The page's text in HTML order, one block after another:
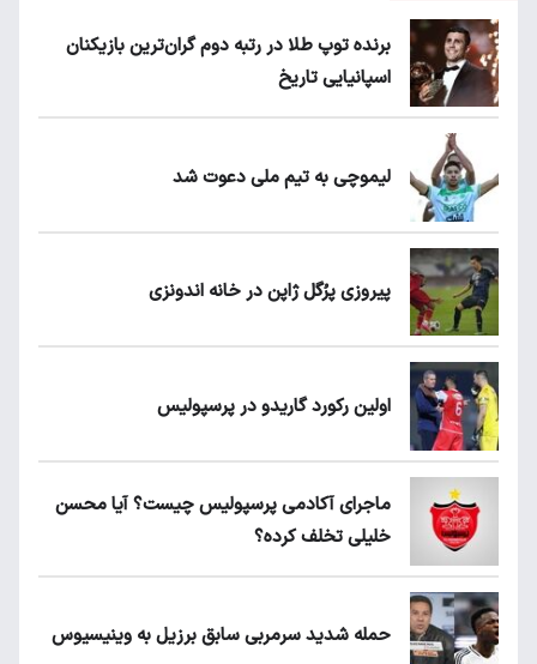
برنده توپ طلا در رتبه دوم گران‌ترین بازیکنان
اسپانیایی تاریخ
لیموچی به تیم ملی دعوت شد
پیروزی پرُگل ژاپن در خانه اندونزی
اولین رکورد گاریدو در پرسپولیس
ماجرای آکادمی پرسپولیس چیست؟ آیا محسن
خلیلی تخلف کرده؟
حمله شدید سرمربی سابق برزیل به وینیسیوس